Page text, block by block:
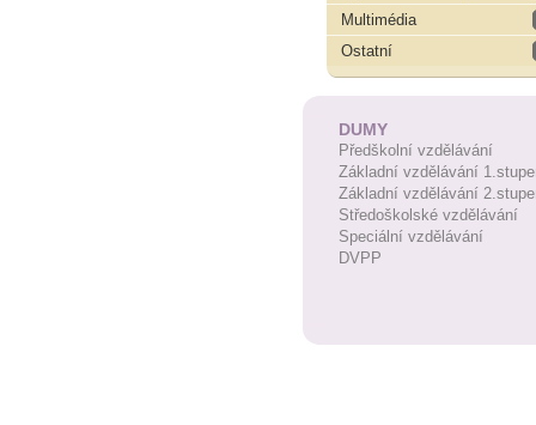
Multimédia
Ostatní
DUMY
Předškolní vzdělávání
Základní vzdělávání
Základní vzdělávání
Středoškolské vzdělávání
Speciální vzdělávání
DVPP